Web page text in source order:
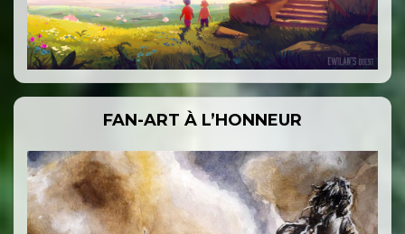
FAN-ART À L’HONNEUR